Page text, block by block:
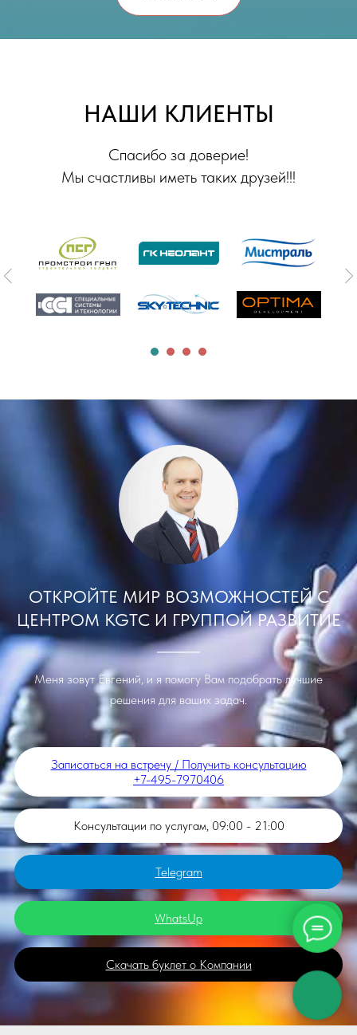
НАШИ КЛИЕНТЫ
Спасибо за доверие!
Мы счастливы иметь таких друзей!!!
ОТКРОЙТЕ МИР ВОЗМОЖНОСТЕЙ С
ЦЕНТРОМ KGTC И ГРУППОЙ РАЗВИТИЕ
Меня зовут Евгений, и я помогу Вам подобрать лучшие
решения для ваших задач.
Записаться на встречу / Получить консультацию
Консультации по услугам, 09:00 - 21:00
Telegram
WhatsUp
Скачать буклет о Компании